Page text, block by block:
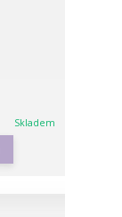
Skladem